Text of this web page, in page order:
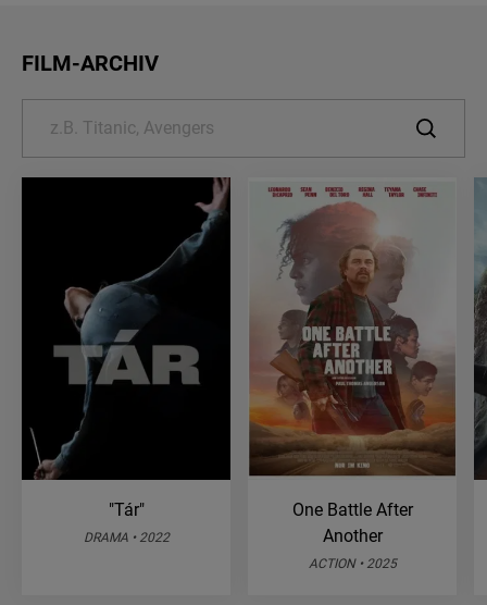
FILM-ARCHIV
"Tár"
DRAMA • 2022
One Battle After
Another
ACTION • 2025